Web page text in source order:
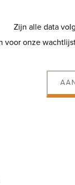
Zijn alle data
voor onze